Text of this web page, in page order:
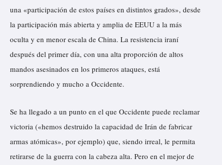
una «participación de estos países en distintos grados», desde
la participación más abierta y amplia de EEUU a la más
oculta y en menor escala de China. La resistencia iraní
después del primer día, con una alta proporción de altos
mandos asesinados en los primeros ataques, está
sorprendiendo y mucho a Occidente.
Se ha llegado a un punto en el que Occidente puede reclamar
victoria («hemos destruido la capacidad de Irán de fabricar
armas atómicas», por ejemplo) que, siendo irreal, le permita
retirarse de la guerra con la cabeza alta. Pero en el mejor de